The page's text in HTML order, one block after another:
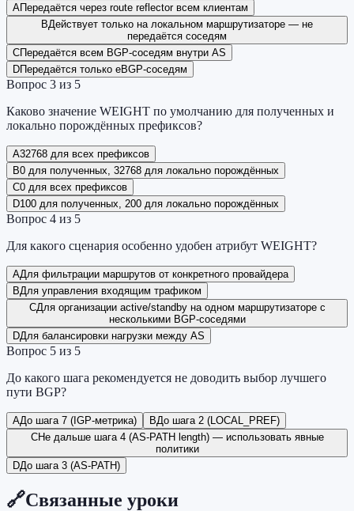
AПередаётся через route reflector всем клиентам
BДействует только на локальном маршрутизаторе — не
передаётся соседям
CПередаётся всем BGP-соседям внутри AS
DПередаётся только eBGP-соседям
Вопрос 3 из 5
Каково значение WEIGHT по умолчанию для полученных и
локально порождённых префиксов?
A32768 для всех префиксов
B0 для полученных, 32768 для локально порождённых
C0 для всех префиксов
D100 для полученных, 200 для локально порождённых
Вопрос 4 из 5
Для какого сценария особенно удобен атрибут WEIGHT?
AДля фильтрации маршрутов от конкретного провайдера
BДля управления входящим трафиком
CДля организации active/standby на одном маршрутизаторе с
несколькими BGP-соседями
DДля балансировки нагрузки между AS
Вопрос 5 из 5
До какого шага рекомендуется не доводить выбор лучшего
пути BGP?
AДо шага 7 (IGP-метрика) BДо шага 2 (LOCAL_PREF)
CНе дальше шага 4 (AS-PATH length) — использовать явные
политики
DДо шага 3 (AS-PATH)
🔗Связанные уроки